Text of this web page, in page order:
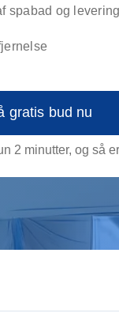
af genstande
spabad og levering
gratis bud nu
2 minutter, og så